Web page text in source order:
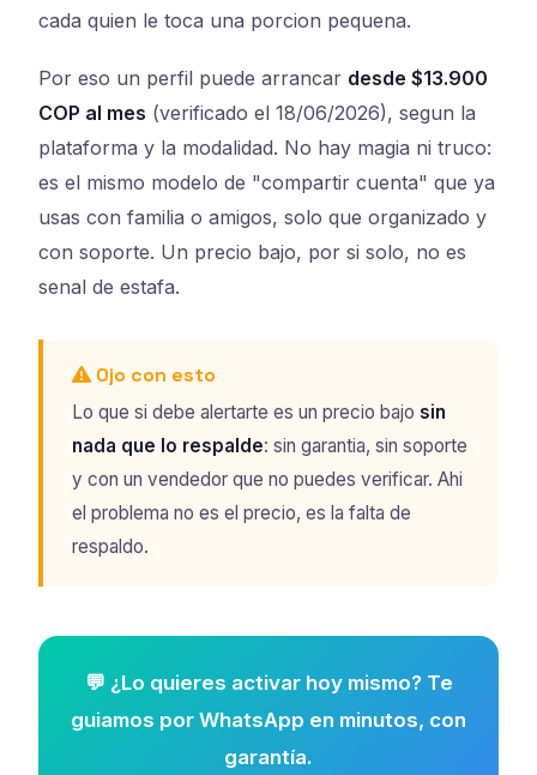
cada quien le toca una porcion pequena.
Por eso un perfil puede arrancar desde $13.900
COP al mes (verificado el 18/06/2026), segun la
plataforma y la modalidad. No hay magia ni truco:
es el mismo modelo de "compartir cuenta" que ya
usas con familia o amigos, solo que organizado y
con soporte. Un precio bajo, por si solo, no es
senal de estafa.
Ojo con esto
Lo que si debe alertarte es un precio bajo sin
nada que lo respalde: sin garantia, sin soporte
y con un vendedor que no puedes verificar. Ahi
el problema no es el precio, es la falta de
respaldo.
💬 ¿Lo quieres activar hoy mismo? Te
guiamos por WhatsApp en minutos, con
garantía.